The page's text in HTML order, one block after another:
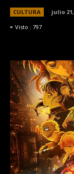
CULTURA
julio 21,
Visto : 797